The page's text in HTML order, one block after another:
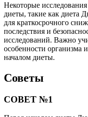
Некоторые
диеты, такие как диета
для краткосрочного
последствия и
исследований. Важно
особенности организма
началом диеты.
Советы
СОВЕТ №1